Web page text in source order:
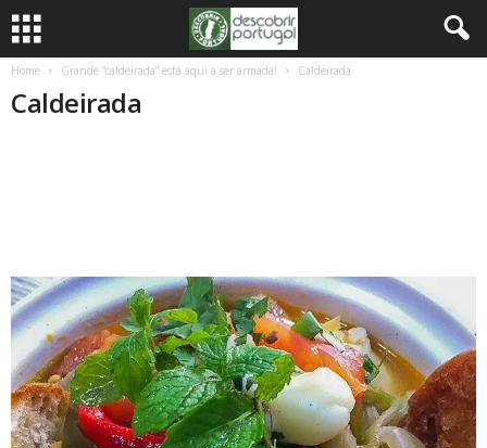
Home Grande “caldeirada” está aqui a ser armada! Caldeirada
Caldeirada